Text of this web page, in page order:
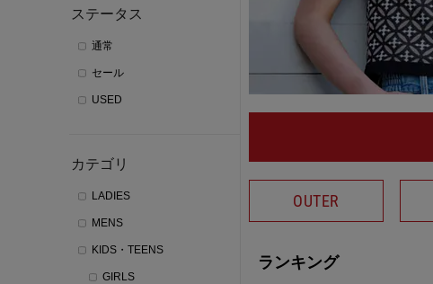
ステータス
通常
セール
USED
カテゴリ
LADIES
MENS
KIDS・TEENS
GIRLS
OUTER
ランキング